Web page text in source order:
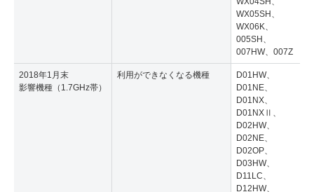
WX05SH、
WX06K、
005SH、
007HW、007Z
2018年1月末
影響機種（1.7GHz帯）
利用ができなくなる機種
D01HW、
D01NE、
D01NX、
D01NXⅡ、
D02HW、
D02NE、
D02OP、
D03HW、
D11LC、
D12HW、